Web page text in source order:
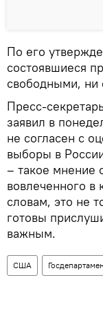
По его
состоявшиеся
свободными, ни
Пресс-
заявил в
не согласен с
выборы в
– такое мнение
вовлеченного в
словам, это не
готовы
важным.
США